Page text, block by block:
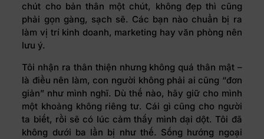
chút cho bản thân một chút, không đẹp thì cũng
phải gọn gàng, sạch sẽ. Các bạn nào chuẩn bị ra
làm vị trí kinh doanh, marketing hay văn phòng nên
lưu ý.
Tôi nhận ra thân thiện nhưng không quá thân mật –
là điều nên làm, con người không phải ai cũng “đơn
giản” như mình nghĩ. Dù thế nào, hãy giữ cho mình
một khoảng không riêng tư. Cái gì cũng cho người
ta biết, rồi sẽ có lúc cảm thấy mình dại dột. Tôi đã
không dưới ba lần bị như thế. Sống hướng ngoại